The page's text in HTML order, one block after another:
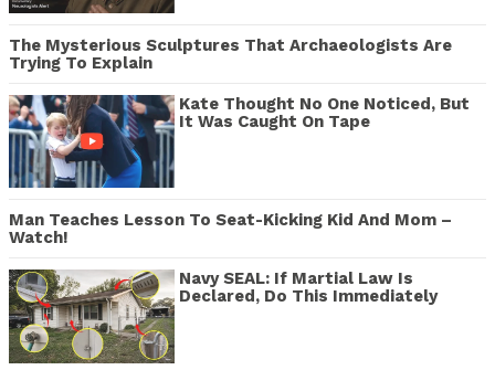
The Mysterious Sculptures That Archaeologists Are
Trying To Explain
Kate Thought No One Noticed, But
It Was Caught On Tape
Man Teaches Lesson To Seat-Kicking Kid And Mom –
Watch!
Navy SEAL: If Martial Law Is
Declared, Do This Immediately